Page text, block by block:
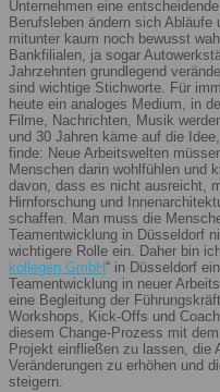
Unternehmen eine
Berufsleben ändern sich
mitunter kaum noch bewusst
Bankfilialen, ja sogar
Jahrzehnten grundlegend
sind wichtige Stichworte. Für
heute ein analoges Medium, in
Filme, Nachrichten, Musik
und 30 Jahren käme auf die
finde: Neue Arbeitswelten
Menschen darin wohlfühlen und
davon, dass es nicht ausreicht,
Hirnforschung und
schaffen. Man muss die
Teamentwicklung in Düsseldorf
wichtigere Rolle ein. Daher bin
kollegen GmbH“ in Düsseldorf
Teamentwicklung in neuer
eine Begleitung der
Workshops, Kick-Offs und
diesem Change-Prozess mit
Projekt einfließen zu lassen, die
Veränderungen zu erhöhen und
steigern.